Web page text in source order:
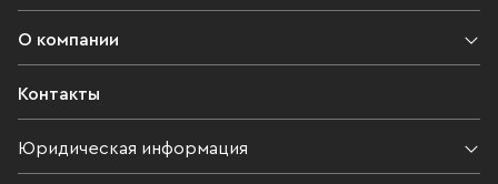
О компании
Контакты
Юридическая информация